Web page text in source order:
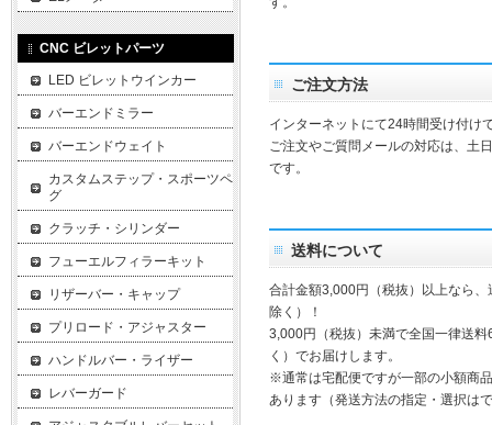
ご注文方法
インターネットにて24時間受け付け
ご注文やご質問メールの対応は、土
です。
送料について
合計金額3,000円（税抜）以上なら
除く）！
3,000円（税抜）未満で全国一律送
く）でお届けします。
※通常は宅配便ですが一部の小額商
あります（発送方法の指定・選択は
CNC ビレットパーツ
LED ビレットウインカー
バーエンドミラー
バーエンドウェイト
カスタムステップ・スポーツペ
グ
クラッチ・シリンダー
フューエルフィラーキット
リザーバー・キャップ
プリロード・アジャスター
ハンドルバー・ライザー
レバーガード